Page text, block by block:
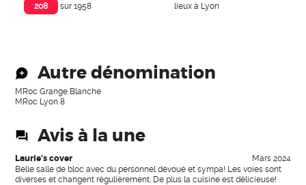
208 sur 1958 lieux à Lyon
Autre dénomination
MRoc Grange Blanche
MRoc Lyon 8
Avis à la une
Laurie's cover
Mars 2024
Belle salle de bloc avec du personnel dévoué et sympa! Les voies sont
diverses et changent régulièrement. De plus la cuisine est délicieuse!